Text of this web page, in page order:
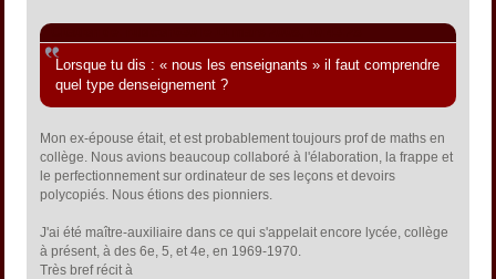
Lorsque tu dis : « nous les enseignants » il faut comprendre
quel type denseignement ?
Mon ex-épouse était, et est probablement toujours prof de maths en
collège. Nous avions beaucoup collaboré à l'élaboration, la frappe et
le perfectionnement sur ordinateur de ses leçons et devoirs
polycopiés. Nous étions des pionniers.
J'ai été maître-auxiliaire dans ce qui s'appelait encore lycée, collège
à présent, à des 6e, 5, et 4e, en 1969-1970.
Très bref récit à